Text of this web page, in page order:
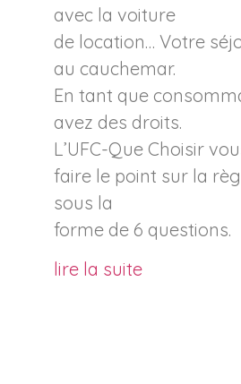
avec la voiture
de location… Votre
au cauchemar.
En tant que
avez des droits.
L’UFC-Que Choisir
faire le point sur la
sous la
forme de 6 questions.
lire la suite